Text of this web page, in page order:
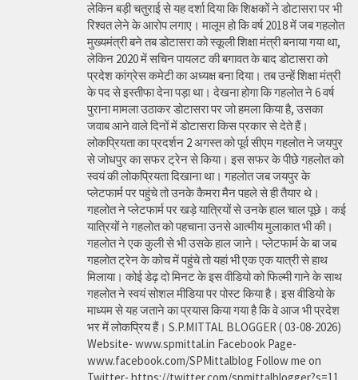
लेकिन बड़ी चतुराई से यह दर्शा दिया कि शिक्षकों ने डोटासरा पर भी
रिश्वत लेने के आरोप लगाए। मालूम हो कि वर्ष 2018 में जब गहलोत
मुख्यमंत्री बने तब डोटासरा को स्कूली शिक्षा मंत्री बनाया गया था,
लेकिन 2020 में सचिन पायलट की बगावत के बाद डोटासरा को
प्रदेश कांग्रेस कमेटी का अध्यक्ष बना दिया। तब उन्हें शिक्षा मंत्री
के पद से इस्तीफा देना पड़ा था। देखना होगा कि गहलोत ने 6 वर्ष
पुराना मामला उठाकर डोटासरा पर जो हमला किया है, उसका
जवाब आने वाले दिनों में डोटासरा किस प्रकार से देते हैं।
लोकप्रियता का प्रदर्शन 2 अगस्त को पूर्व सीएम गहलोत ने जयपुर
से जोधपुर का सफर ट्रेन से किया। इस सफर के पीछे गहलोत को
स्वयं की लोकप्रियता दिखाना था। गहलोत जब जयपुर के
प्लेटफार्म पर पहुंचे तो उनके कैमरा मैन पहले से ही तैयार थे।
गहलोत ने प्लेटफार्म पर खड़े यात्रियों से उनके हाल चाल पूछे। कई
यात्रियों ने गहलोत को पहचाना उनसे आत्मीय मुलाकात भी की।
गहलोत ने एक कुली से भी उसके हाल जाने। प्लेटफार्म के बा जब
गहलोत ट्रेन के कोच में पहुंचे तो यहां भी एक एक यात्री से हाथ
मिलाया। कोई डेढ़ दो मिनट के इस वीडियो को फिल्मी गाने के साथ
गहलोत ने स्वयं सोशल मीडिया पर पोस्ट किया है। इस वीडियो के
माध्यम से यह जताने का प्रयास किया गया है कि वे आज भी प्रदेश
भर में लोकप्रिय हैं। S.P.MITTAL BLOGGER ( 03-08-2026)
Website- www.spmittal.in Facebook Page-
www.facebook.com/SPMittalblog Follow me on